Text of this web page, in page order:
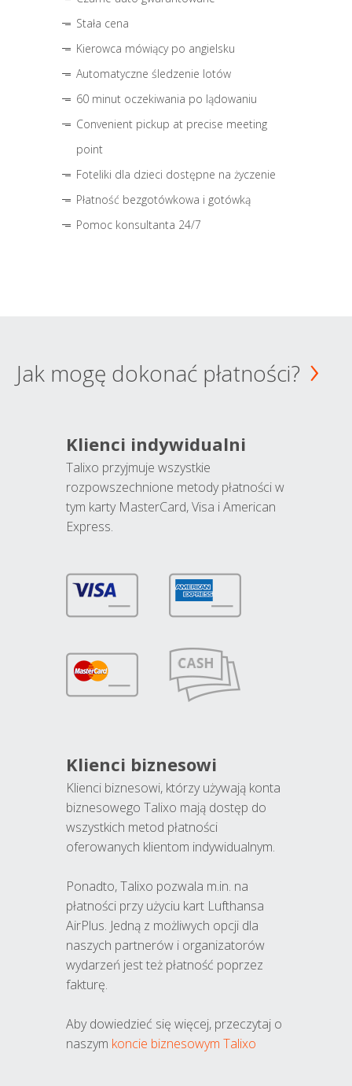
Stała cena
Kierowca mówiący po angielsku
Automatyczne śledzenie lotów
60 minut oczekiwania po lądowaniu
Convenient pickup at precise meeting
point
Foteliki dla dzieci dostępne na życzenie
Płatność bezgotówkowa i gotówką
Pomoc konsultanta 24/7
Jak mogę dokonać płatności?
Klienci indywidualni
Talixo przyjmuje wszystkie
rozpowszechnione metody płatności w
tym karty MasterCard, Visa i American
Express.
Klienci biznesowi
Klienci biznesowi, którzy używają konta
biznesowego Talixo mają dostęp do
wszystkich metod płatności
oferowanych klientom indywidualnym.
Ponadto, Talixo pozwala m.in. na
płatności przy użyciu kart Lufthansa
AirPlus. Jedną z możliwych opcji dla
naszych partnerów i organizatorów
wydarzeń jest też płatność poprzez
fakturę.
Aby dowiedzieć się więcej, przeczytaj o
naszym koncie biznesowym Talixo